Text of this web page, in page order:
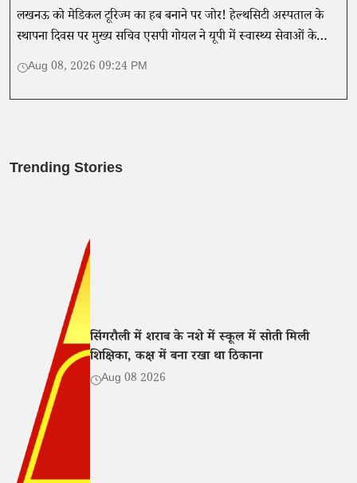
लखनऊ को मेडिकल टूरिज्म का हब बनाने पर जोर! हेल्थसिटी अस्पताल के
स्थापना दिवस पर मुख्य सचिव एसपी गोयल ने यूपी में स्वास्थ्य सेवाओं के
विस्तार और संभावनाओं पर की चर्चा।
Aug 08, 2026 09:24 PM
Trending Stories
सिंगरौली में शराब के नशे में स्कूल में सोती मिली
शिक्षिका, कक्ष में बना रखा था ठिकाना
Aug 08 2026